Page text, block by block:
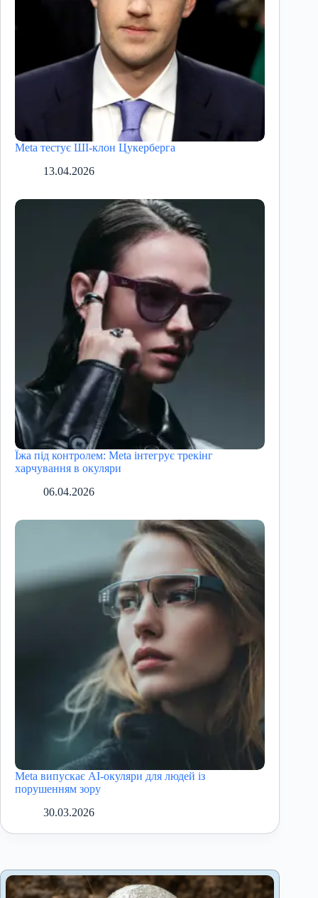
Meta тестує ШІ-клон Цукерберга
13.04.2026
Їжа під контролем: Meta інтегрує трекінг
харчування в окуляри
06.04.2026
Meta випускає AI-окуляри для людей із
порушенням зору
30.03.2026